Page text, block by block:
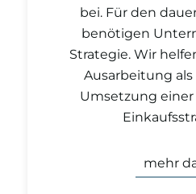
bei. Für den
benötigen
Strategie. Wir
Ausarbeitung
Umsetzung
mehr